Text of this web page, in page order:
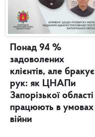
Понад 94 %
задоволених
клієнтів, але бракує
рук: як ЦНАПи
Запорізької області
працюють в умовах
війни